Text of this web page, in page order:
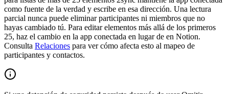
como fuente de la verdad y escribe en esa dirección. Una lectura
parcial nunca puede eliminar participantes ni miembros que no
hayas cambiado tú. Para editar elementos más allá de los primeros
25, haz el cambio en la app conectada en lugar de en Notion.
Consulta Relaciones para ver cómo afecta esto al mapeo de
participantes y contactos.